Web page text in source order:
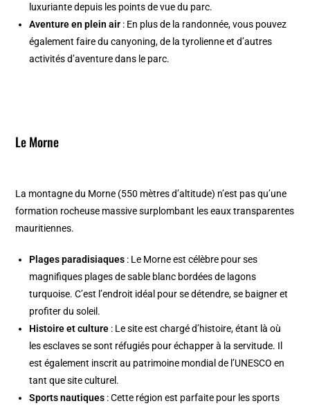
luxuriante depuis les points de vue du parc.
Aventure en plein air : En plus de la randonnée, vous pouvez
également faire du canyoning, de la tyrolienne et d’autres
activités d’aventure dans le parc.
Le Morne
La montagne du Morne (550 mètres d’altitude) n’est pas qu’une
formation rocheuse massive surplombant les eaux transparentes
mauritiennes.
Plages paradisiaques : Le Morne est célèbre pour ses
magnifiques plages de sable blanc bordées de lagons
turquoise. C’est l’endroit idéal pour se détendre, se baigner et
profiter du soleil.
Histoire et culture : Le site est chargé d’histoire, étant là où
les esclaves se sont réfugiés pour échapper à la servitude. Il
est également inscrit au patrimoine mondial de l’UNESCO en
tant que site culturel.
Sports nautiques : Cette région est parfaite pour les sports